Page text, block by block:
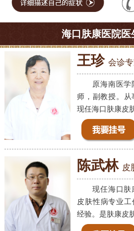
海口肤康医院医
王珍 会诊
原海南医
师，副教授。从
现任海口肤康皮
陈武林 皮
现任海口肤
皮肤性病专业
经验。是肤康皮